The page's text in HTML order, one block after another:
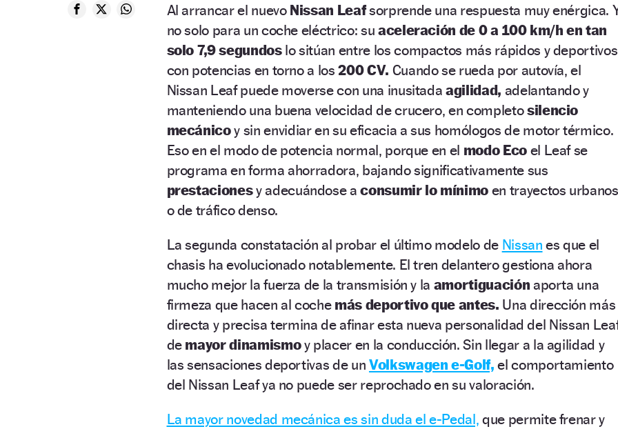
Al arrancar el nuevo Nissan Leafsorprende una respuesta muy enérgica.
no solo para un coche eléctrico: su aceleración de 0 a 100 km/h en tan
solo 7,9 segundoslo sitúan entre los compactos más rápidos y deportivos
con potencias en torno a los200 CV. Cuando se rueda por autovía, el
Nissan Leaf puede moverse con una inusitadaagilidad, adelantando y
manteniendo una buena velocidad de crucero, en completosilencio
mecánicoy sin envidiar en su eficacia a sus homólogos de motor térmico.
Eso en el modo de potencia normal, porque en el modo Ecoel Leaf se
programa en forma ahorradora, bajando significativamente sus
prestacionesy adecuándose aconsumir lo mínimo en trayectos urbanos
o de tráfico denso.
La segunda constatación al probar el último modelo de Nissan es que el
chasis ha evolucionado notablemente. El tren delantero gestiona ahora
mucho mejor la fuerza de la transmisión y la amortiguación aporta una
firmeza que hacen al coche más deportivo que antes. Una dirección más
directa y precisa termina de afinar esta nueva personalidad del Nissan
de mayor dinamismoy placer en la conducción. Sin llegar a la agilidad y
las sensaciones deportivas de un Volkswagen e-Golf, el comportamiento
del Nissan Leaf ya no puede ser reprochado en su valoración.
La mayor novedad mecánica es sin duda el e-Pedal, que permite frenar y